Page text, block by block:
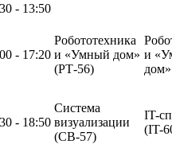
- 13:50
- 17:20
Робототехника
и «Умный дом»
(РТ-56)
и
- 18:50
Система
визуализации
(СВ-57)
IT-
(IT-